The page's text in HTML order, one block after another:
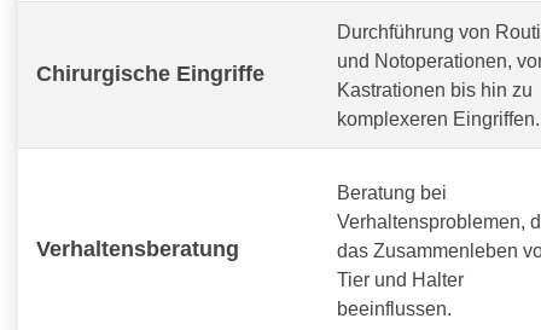
Chirurgische Eingriffe
Durchführung von
und Notoperationen,
Kastrationen bis hin zu
komplexeren Eingriffen.
Verhaltensberatung
Beratung bei
Verhaltensproblemen,
das Zusammenleben
Tier und Halter
beeinflussen.